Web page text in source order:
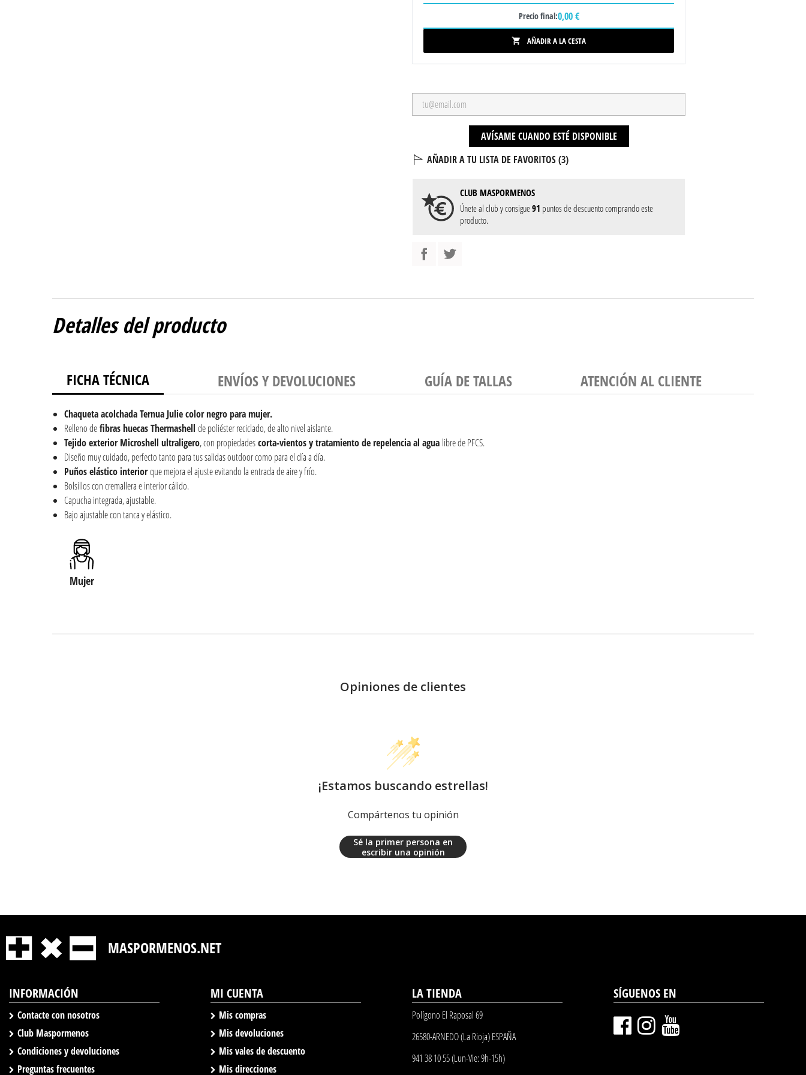
Precio final:0,00 €
 AÑADIR A LA CESTA
AVÍSAME CUANDO ESTÉ DISPONIBLE
AÑADIR A TU LISTA DE FAVORITOS (3)
CLUB MASPORMENOS
Únete al club y consigue91 puntos de descuento comprando este
producto.
Detalles del producto
FICHA TÉCNICA ENVÍOS Y DEVOLUCIONES GUÍA DE TALLAS ATENCIÓN AL CLIENTE
Chaqueta acolchada Ternua Julie color negro para mujer.
Relleno defibras huecas Thermashell de poliéster reciclado, de alto nivel aislante.
Tejido exterior Microshell ultraligero, con propiedadescorta-vientos y tratamiento de repelencia al agua libre de PFCS.
Diseño muy cuidado, perfecto tanto para tus salidas outdoor como para el día a día.
Puños elástico interiorque mejora el ajuste evitando la entrada de aire y frío.
Bolsillos con cremallera e interior cálido.
Capucha integrada, ajustable.
Bajo ajustable con tanca y elástico.
Mujer
Opiniones de clientes
¡Estamos buscando estrellas!
Compártenos tu opinión
Sé la primer persona en
escribir una opinión
MASPORMENOS.NET
INFORMACIÓN
Contacte con nosotros
Club Maspormenos
Condiciones y devoluciones
Preguntas frecuentes
MI CUENTA
Mis compras
Mis devoluciones
Mis vales de descuento
Mis direcciones
LA TIENDA
Polígono El Raposal 69
26580-ARNEDO (La Rioja) ESPAÑA
941 38 10 55 (Lun-Vie: 9h-15h)
SÍGUENOS EN